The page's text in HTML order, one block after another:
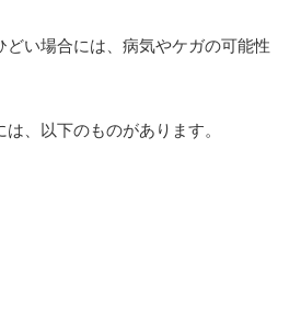
どい場合には、病気やケガの可能性
、以下のものがあります。